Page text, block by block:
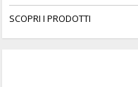
SCOPRI I PRODOTTI